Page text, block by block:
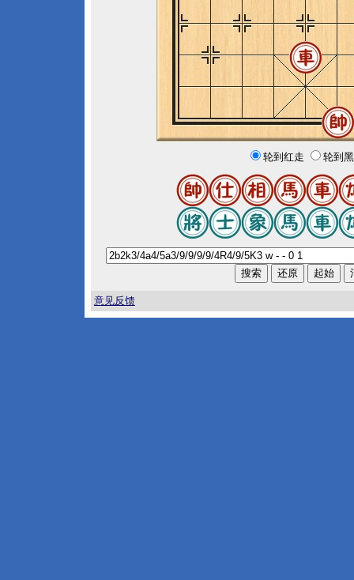
轮到红走 轮到
意见反馈